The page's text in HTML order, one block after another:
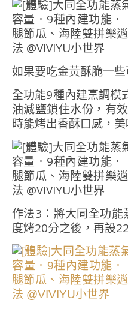
如果要吃金黃酥脆一
全功能9種內建烹調模
油減鹽鎖住水份，有
時能烤出香酥口感，
作法3：將大同全功能
度烤20分之後，再設